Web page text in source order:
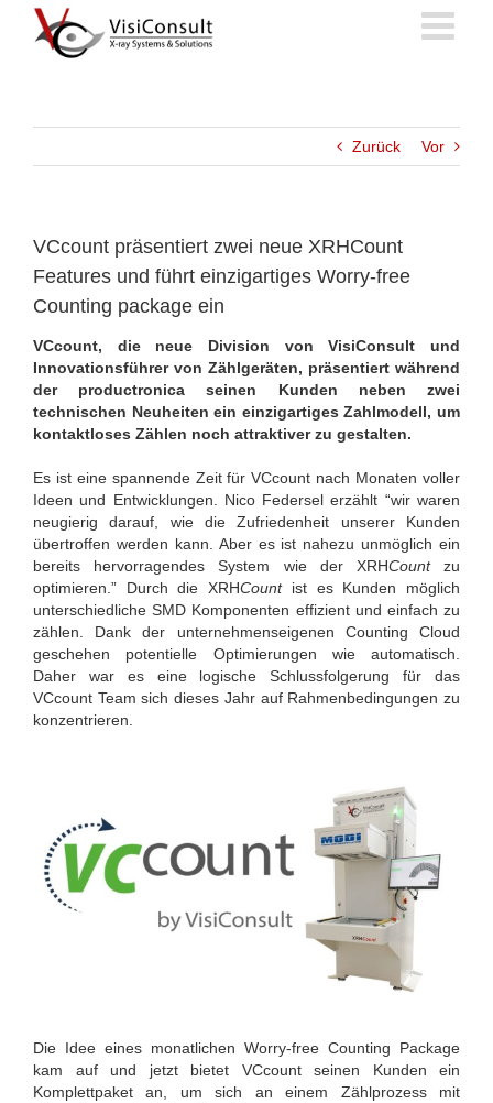
springen
Zurück Vor
VCcount präsentiert zwei neue XRHCount
Features und führt einzigartiges Worry-free
Counting package ein
VCcount, die neue Division von VisiConsult und
Innovationsführer von Zählgeräten, präsentiert während
der productronica seinen Kunden neben zwei
technischen Neuheiten ein einzigartiges Zahlmodell, um
kontaktloses Zählen noch attraktiver zu gestalten.
Es ist eine spannende Zeit für VCcount nach Monaten voller
Ideen und Entwicklungen. Nico Federsel erzählt “wir waren
neugierig darauf, wie die Zufriedenheit unserer Kunden
übertroffen werden kann. Aber es ist nahezu unmöglich ein
bereits hervorragendes System wie der XRHCountzu
optimieren.” Durch die XRHCountist es Kunden möglich
unterschiedliche SMD Komponenten effizient und einfach zu
zählen. Dank der unternehmenseigenen Counting Cloud
geschehen potentielle Optimierungen wie automatisch.
Daher war es eine logische Schlussfolgerung für das
VCcount Team sich dieses Jahr auf Rahmenbedingungen zu
konzentrieren.
Die Idee eines monatlichen Worry-free Counting Package
kam auf und jetzt bietet VCcount seinen Kunden ein
Komplettpaket an, um sich an einem Zählprozess mit